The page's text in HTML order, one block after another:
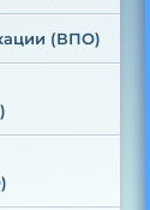
(ВПО)